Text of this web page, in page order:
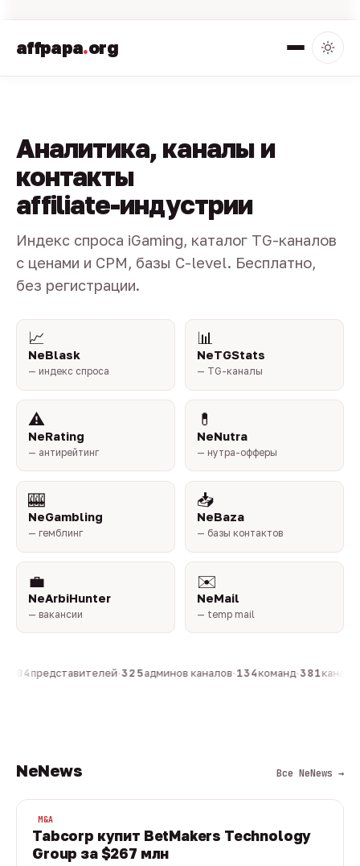
affpapa.org
Аналитика, каналы и
контакты
affiliate-индустрии
Индекс спроса iGaming, каталог TG-каналов
с ценами и CPM, базы C-level. Бесплатно,
без регистрации.
📈
NeBlask
— индекс спроса
📊
NeTGStats
— TG-каналы
⚠️
NeRating
— антирейтинг
💊
NeNutra
— нутра-офферы
🎰
NeGambling
— гемблинг
📥
NeBaza
— базы контактов
💼
NeArbiHunter
— вакансии
✉️
NeMail
— temp mail
804представителей·325админов каналов·134команд·381каналов
NeNews Все NeNews →
M&A
Tabcorp купит BetMakers Technology
Group за $267 млн